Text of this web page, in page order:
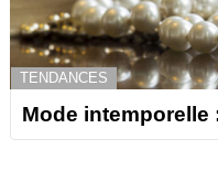
TENDANCES
Mode intemporelle